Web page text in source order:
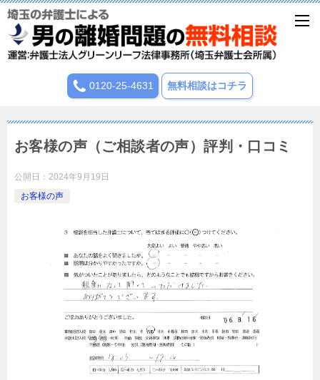
0120-25-4631 無料相談はコチラ
お客様の声（ご相談者の声）評判・口コミ
公開日： 2024年9月19日
お客様の声